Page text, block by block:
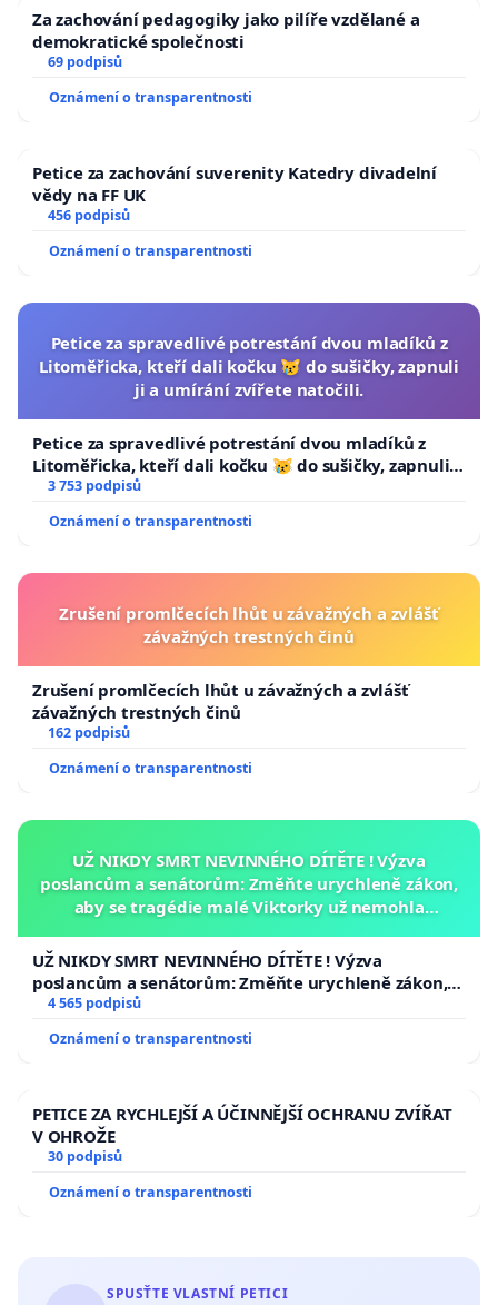
Za zachování pedagogiky jako pilíře vzdělané a
demokratické společnosti
69 podpisů
Oznámení o transparentnosti
Petice za zachování suverenity Katedry divadelní
vědy na FF UK
456 podpisů
Oznámení o transparentnosti
Petice za spravedlivé potrestání dvou mladíků z
Litoměřicka, kteří dali kočku 😿 do sušičky, zapnuli
ji a umírání zvířete natočili.
Petice za spravedlivé potrestání dvou mladíků z
Litoměřicka, kteří dali kočku 😿 do sušičky, zapnuli ji
a umírání zvířete natočili.
3 753 podpisů
Oznámení o transparentnosti
Zrušení promlčecích lhůt u závažných a zvlášť
závažných trestných činů
Zrušení promlčecích lhůt u závažných a zvlášť
závažných trestných činů
162 podpisů
Oznámení o transparentnosti
UŽ NIKDY SMRT NEVINNÉHO DÍTĚTE ! Výzva
poslancům a senátorům: Změňte urychleně zákon,
aby se tragédie malé Viktorky už nemohla
UŽ NIKDY SMRT NEVINNÉHO DÍTĚTE ! Výzva
poslancům a senátorům: Změňte urychleně zákon,
aby se tragédie malé Viktorky už nemohla opakovat!
4 565 podpisů
Oznámení o transparentnosti
PETICE ZA RYCHLEJŠÍ A ÚČINNĚJŠÍ OCHRANU ZVÍŘAT
V OHROŽE
30 podpisů
Oznámení o transparentnosti
SPUSŤTE VLASTNÍ PETICI